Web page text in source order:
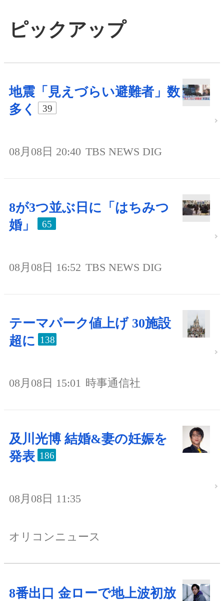
ピックアップ
地震「見えづらい避難者」数
多く
39
08月08日 20:40 TBS NEWS DIG
8が3つ並ぶ日に「はちみつ
婚」
65
08月08日 16:52 TBS NEWS DIG
テーマパーク値上げ 30施設
超に 138
08月08日 15:01 時事通信社
及川光博 結婚&妻の妊娠を
発表 186
08月08日 11:35
オリコンニュース
8番出口 金ローで地上波初放